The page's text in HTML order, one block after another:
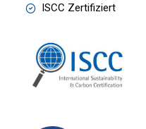
ISCC Zertifiziert